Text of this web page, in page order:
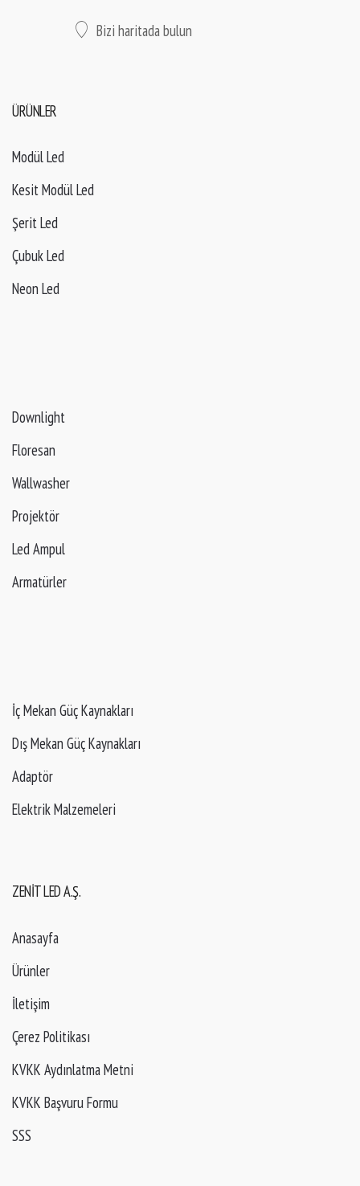
Bizi haritada bulun
ÜRÜNLER
Modül Led
Kesit Modül Led
Şerit Led
Çubuk Led
Neon Led
Downlight
Floresan
Wallwasher
Projektör
Led Ampul
Armatürler
İç Mekan Güç Kaynakları
Dış Mekan Güç Kaynakları
Adaptör
Elektrik Malzemeleri
ZENIT LED A.Ş.
Anasayfa
Ürünler
İletişim
Çerez Politikası
KVKK Aydınlatma Metni
KVKK Başvuru Formu
SSS